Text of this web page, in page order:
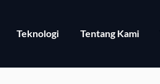
Teknologi Tentang Kami